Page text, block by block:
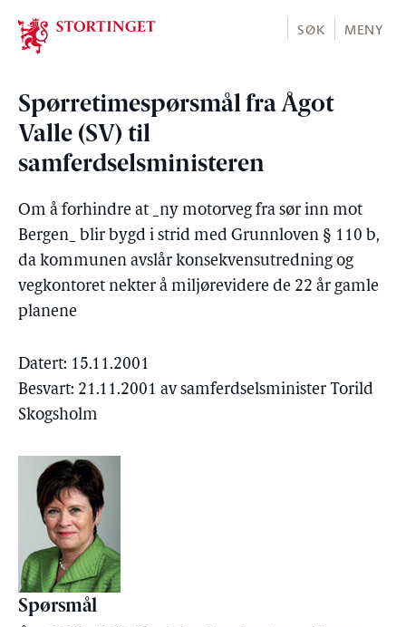
Stortinget.no
SØK MENY
Spørretimespørsmål fra Ågot
Valle (SV) til
samferdselsministeren
Om å forhindre at _ny motorveg fra sør inn mot
Bergen_ blir bygd i strid med Grunnloven § 110 b,
da kommunen avslår konsekvensutredning og
vegkontoret nekter å miljørevidere de 22 år gamle
planene
Datert: 15.11.2001
Besvart: 21.11.2001 av samferdselsminister Torild
Skogsholm
Spørsmål